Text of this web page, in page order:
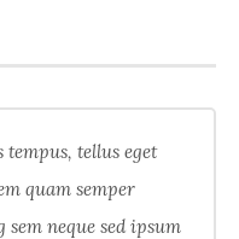
tempus, tellus eget
quam semper
neque sed ipsum